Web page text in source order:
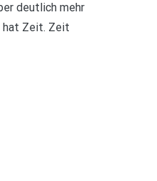
deutlich mehr
hat Zeit. Zeit